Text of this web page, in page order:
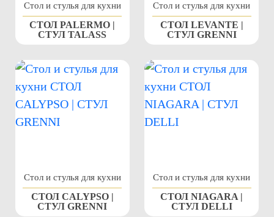
Стол и стулья для кухни
СТОЛ PALERMO |
СТУЛ TALASS
Стол и стулья для кухни
СТОЛ LEVANTE |
СТУЛ GRENNI
Стол и стулья для кухни
СТОЛ CALYPSO |
СТУЛ GRENNI
Стол и стулья для кухни
СТОЛ NIAGARA |
СТУЛ DELLI